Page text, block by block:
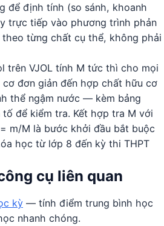
để định tính (so sánh, khoanh
trực tiếp vào phương trình phản
từng chất cụ thể, không phải
trên VJOL tính M tức thì cho mọi
đơn giản đến hợp chất hữu cơ
thể ngậm nước — kèm bảng
để kiểm tra. Kết hợp tra M với
m/M là bước khởi đầu bắt buộc
học từ lớp 8 đến kỳ thi THPT
cụ liên quan
kỳ — tính điểm trung bình học
nhanh chóng.